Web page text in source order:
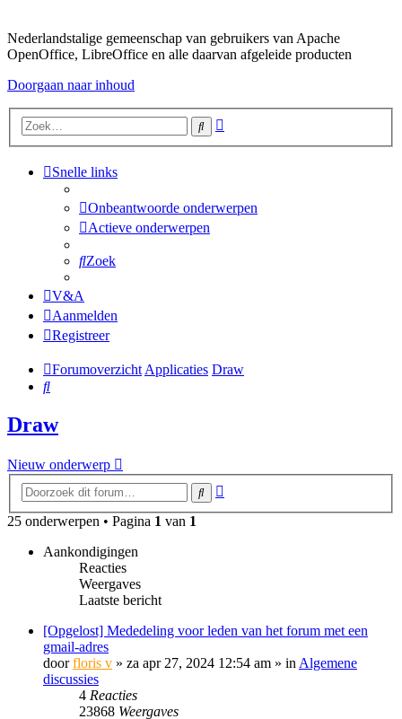
Nederlandstalige gemeenschap van gebruikers van Apache
OpenOffice, LibreOffice en alle daarvan afgeleide producten
Doorgaan naar inhoud
Zoek
Snelle links
Onbeantwoorde onderwerpen
Actieve onderwerpen
Zoek
V&A
Aanmelden
Registreer
Forumoverzicht Applicaties Draw
Zoek
Draw
Nieuw onderwerp
Zoek
25 onderwerpen • Pagina 1 van 1
Aankondigingen
Reacties
Weergaves
Laatste bericht
[Opgelost] Mededeling voor leden van het forum met een
gmail-adres
doorfloris v » za apr 27, 2024 12:54 am » in Algemene
discussies
4 Reacties
23868 Weergaves